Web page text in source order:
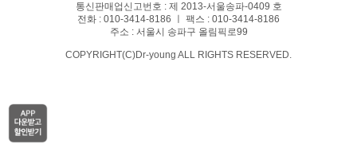
통신판매업신고번호 : 제 2013-서울송파-0409 호
전화 : 010-3414-8186 ㅣ 팩스 : 010-3414-8186
주소 : 서울시 송파구 올림픽로99
COPYRIGHT(C)Dr-young ALL RIGHTS RESERVED.